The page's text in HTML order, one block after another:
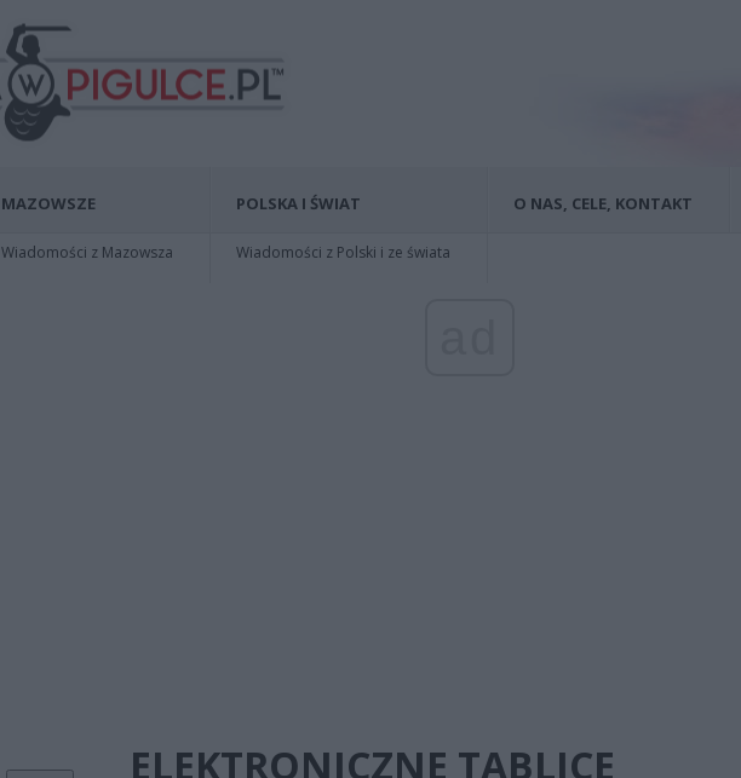
MAZOWSZE
Wiadomości z Mazowsza
POLSKA I ŚWIAT
Wiadomości z Polski i ze świata
O NAS, CELE, KONTAKT
ELEKTRONICZNE TABLICE